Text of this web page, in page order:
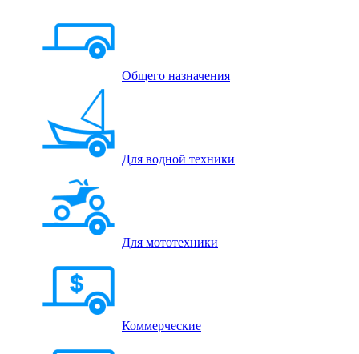
Общего назначения
Для водной техники
Для мототехники
Коммерческие